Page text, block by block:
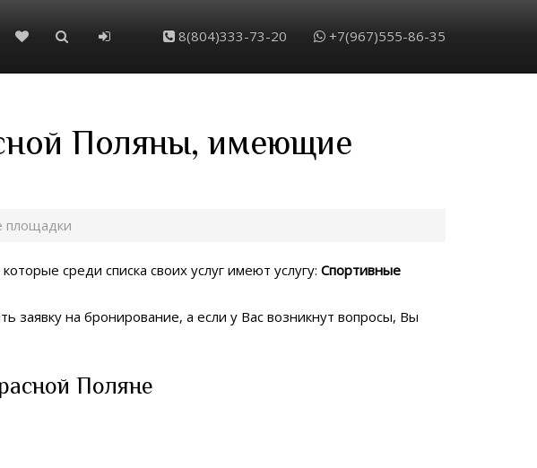
8(804)333-73-20 +7(967)555-86-35
Поляны, имеющие
площадки
среди списка своих услуг имеют услугу: Спортивные
заявку на бронирование, а если у Вас возникнут вопросы, Вы
Поляне